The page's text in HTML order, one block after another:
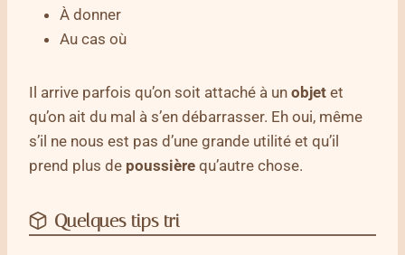
À donner
Au cas où
Il arrive parfois qu’on soit attaché à un objet et
qu’on ait du mal à s’en débarrasser. Eh oui, même
s’il ne nous est pas d’une grande utilité et qu’il
prend plus de poussière qu’autre chose.
Quelques tips tri